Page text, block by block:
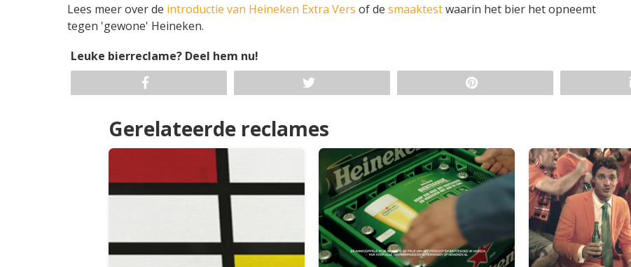
Lees meer over de introductie van Heineken Extra Vers of de smaaktestwaarin het bier het opneemt
tegen 'gewone' Heineken.
Leuke bierreclame? Deel hem nu!
Gerelateerde reclames